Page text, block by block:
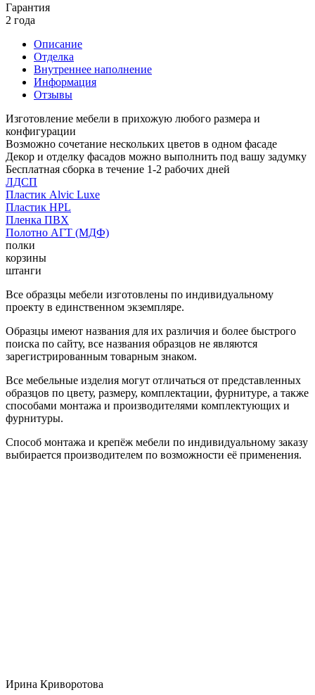
Гарантия
2 года
Описание
Отделка
Внутреннее наполнение
Информация
Отзывы
Изготовление мебели в прихожую любого размера и
конфигурации
Возможно сочетание нескольких цветов в одном фасаде
Декор и отделку фасадов можно выполнить под вашу задумку
Бесплатная сборка в течение 1-2 рабочих дней
ЛДСП
Пластик Alvic Luxe
Пластик HPL
Пленка ПВХ
Полотно АГТ (МДФ)
полки
корзины
штанги
Все образцы мебели изготовлены по индивидуальному
проекту в единственном экземпляре.
Образцы имеют названия для их различия и более быстрого
поиска по сайту, все названия образцов не являются
зарегистрированным товарным знаком.
Все мебельные изделия могут отличаться от представленных
образцов по цвету, размеру, комплектации, фурнитуре, а также
способами монтажа и производителями комплектующих и
фурнитуры.
Способ монтажа и крепёж мебели по индивидуальному заказу
выбирается производителем по возможности её применения.
Ирина Криворотова